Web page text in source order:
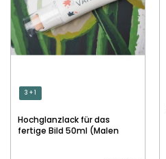
3 + 1
Hochglanzlack für das
fertige Bild 50ml (Malen